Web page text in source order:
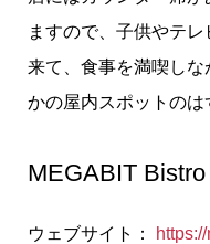
ますので、子供やテ
来て、食事を満喫し
かの屋内スポットのは
MEGABIT
ウェブサイト：